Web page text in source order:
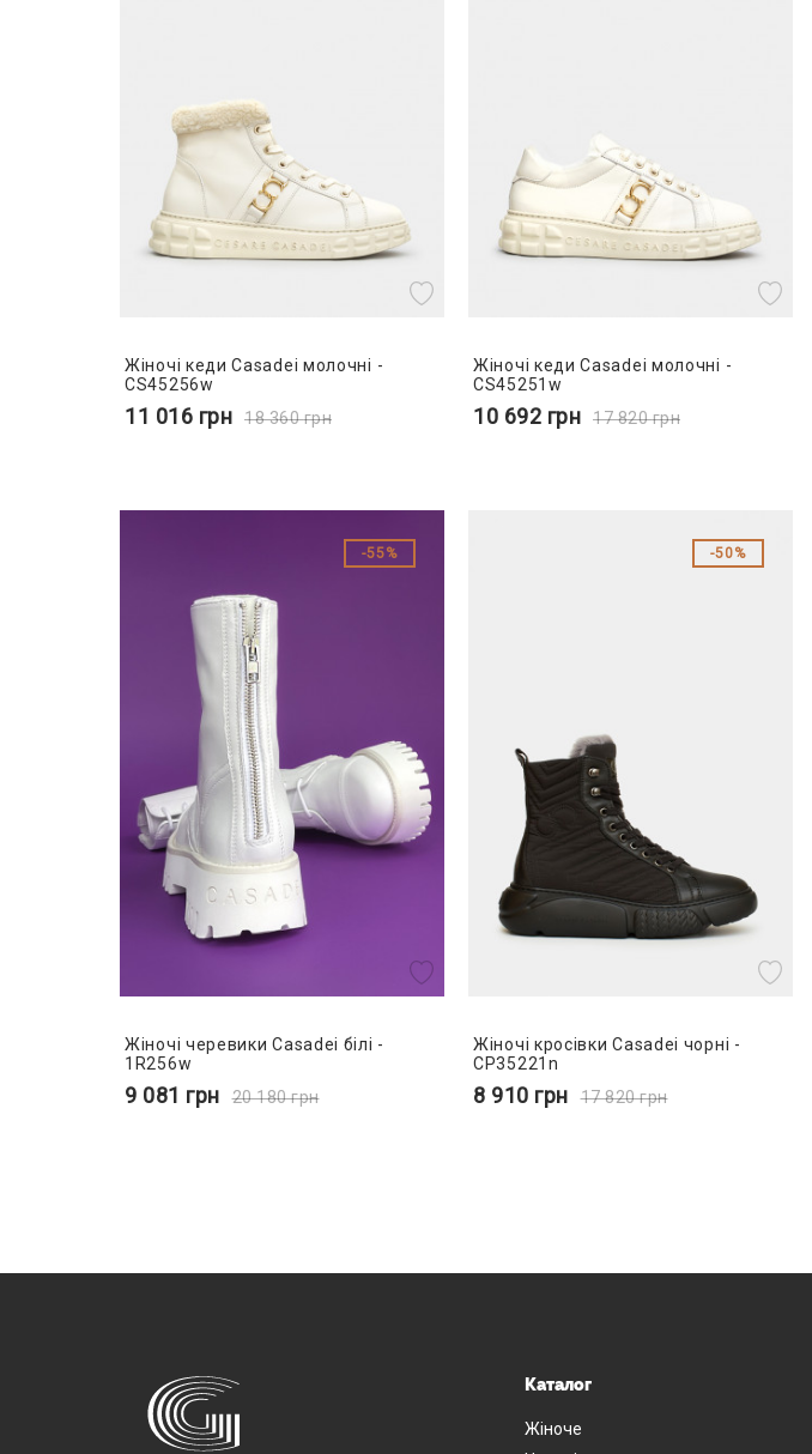
Жіночі кеди Casadei молочні -
CS45256w
11 016 грн 18 360грн
Жіночі кеди Casadei молочні -
CS45251w
10 692 грн 17 820грн
55%
Жіночі черевики Casadei білі -
1R256w
9 081 грн 20 180грн
50%
Жіночі кросівки Casadei чорні -
CP35221n
8 910 грн 17 820грн
Каталог
Жіноче